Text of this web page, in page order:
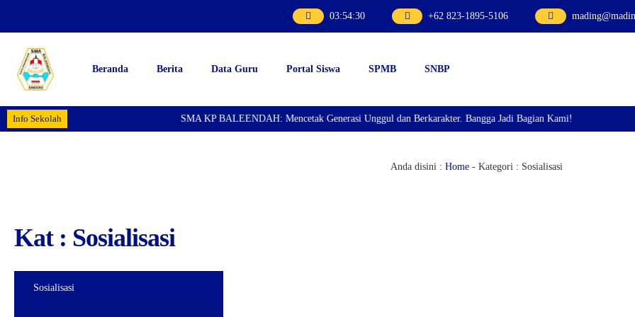
03:54:30 +62 823-1895-5106
Beranda Berita Data Guru Portal Siswa SPMB SNBP
Info Sekolah SMA KP BALEENDAH: Mencetak Generasi Unggul dan Berkarakter. Bangga Jadi Bagian Kami!
Anda disini : Home- Kategori : Sosialisasi
Kat : Sosialisasi
Sosialisasi